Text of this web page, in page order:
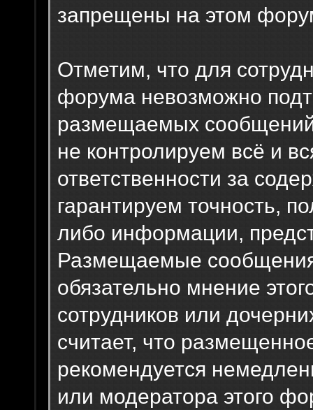
запрещены на этом
Отметим, что для
форума невозможно
размещаемых
не контролируем всё и
ответственности за
гарантируем точность,
либо информации,
Размещаемые
обязательно мнение
сотрудников или
считает, что
рекомендуется
или модератора этого